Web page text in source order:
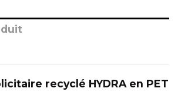
recyclé HYDRA en PET